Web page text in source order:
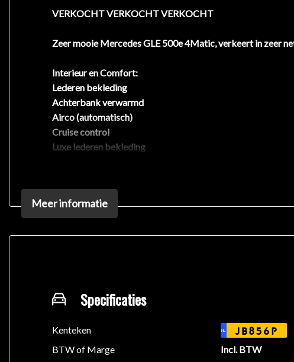
VERKOCHT VERKOCHT VERKOCHT
Zeer mooie Mercedes GLE 500e 4Matic, verkeert in zeer
Interieur en Comfort:
Lederen bekleding
Achterbank verwarmd
Airco (automatisch)
Cruise control
Luxe lederen bekleding
Aluminium interieur afwerking
U88AMG-stuurwieltoetsen
Armsteun achter
580Automatische airconditioning THERMATIC
U35Contactdoos: extra 12V-aansluiting bagageruimte
440Cruisecontrol
Elektrisch bedienbare achterklep
Elektrisch verstelbare passagiersstoel
Meer informatie
Specificaties
Kenteken NL JB856P
BTW of Marge
Incl. BTW